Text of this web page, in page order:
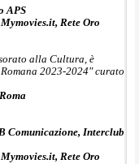
APS
Rete Oro
alla Cultura, è
2023-2024" curato
Comunicazione, Interclub
Rete Oro